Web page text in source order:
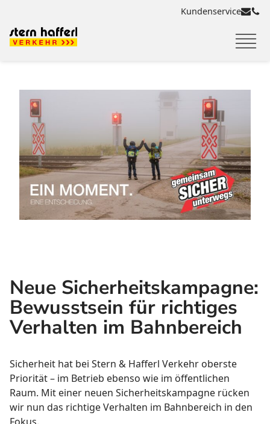
Kundenservice
Neue Sicherheitskampagne:
Bewusstsein für richtiges
Verhalten im Bahnbereich
Sicherheit hat bei Stern & Hafferl Verkehr oberste
Priorität – im Betrieb ebenso wie im öffentlichen
Raum. Mit einer neuen Sicherheitskampagne rücken
wir nun das richtige Verhalten im Bahnbereich in den